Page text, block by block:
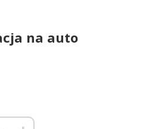
na auto